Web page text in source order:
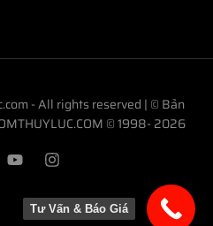
- All rights reserved | © Bản
© 1998- 2026
Tư Vấn & Báo Giá